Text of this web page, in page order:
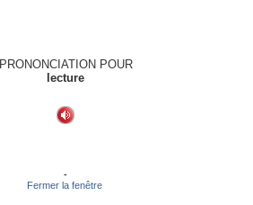
PRONONCIATION POUR
lecture
-
Fermer la fenêtre